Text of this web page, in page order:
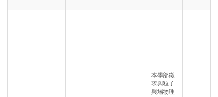
本學部徵
求與粒子
與場物理